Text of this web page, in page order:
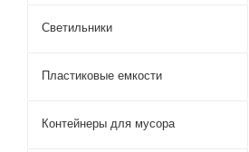
Светильники
Пластиковые емкости
Контейнеры для мусора